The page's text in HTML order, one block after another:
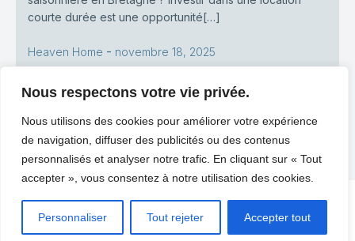
Nous respectons votre vie privée.
Nous utilisons des cookies pour améliorer votre expérience
de navigation, diffuser des publicités ou des contenus
personnalisés et analyser notre trafic. En cliquant sur « Tout
accepter », vous consentez à notre utilisation des cookies.
Personnaliser Tout rejeter Accepter tout
courte durée est une opportunité[…]
Heaven Home - novembre 18, 2025
PRÉCÉDENT 1 2 3 SUIVANT
© 2026 Heaven home. Created with
WordPress and